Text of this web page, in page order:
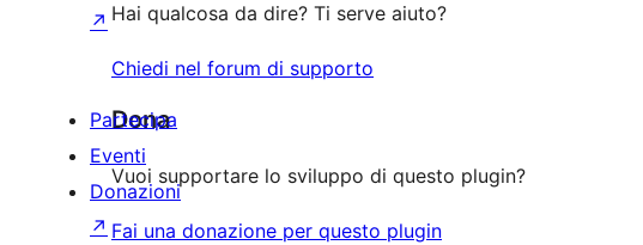
Hai qualcosa da dire? Ti serve aiuto?
Chiedi nel forum di supporto
Dona
Vuoi supportare lo sviluppo di questo plugin?
Fai una donazione per questo plugin
↗
Partecipa
Eventi
Donazioni
↗